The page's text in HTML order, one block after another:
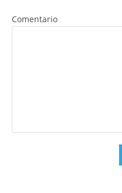
Comentario